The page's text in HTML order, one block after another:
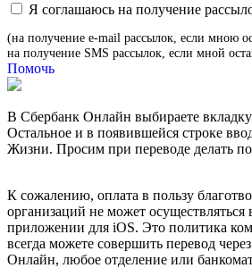
Я соглашаюсь на получение
(на получение e-mail рассылок, если мною
на получение SMS рассылок, если мной
Помочь
В Сбербанк Онлайн выбираете
Остальное и в появившейся строке
Жизни. Просим при переводе делать
К сожалению, оплата в пользу
организаций не может
приложении для iOS. Это политика
всегда можете совершить перевод
Онлайн, любое отделение или